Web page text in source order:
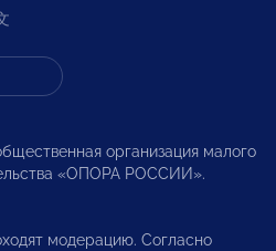
организация малого
«ОПОРА РОССИИ».
модерацию. Согласно